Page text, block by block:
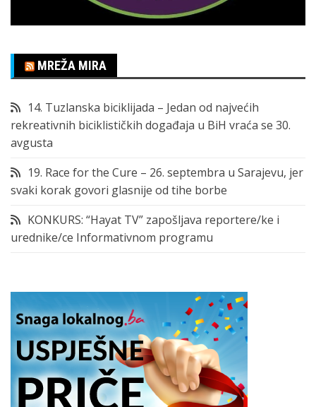
MREŽA MIRA
14. Tuzlanska biciklijada – Jedan od najvećih
rekreativnih biciklističkih događaja u BiH vraća se 30.
avgusta
19. Race for the Cure – 26. septembra u Sarajevu, jer
svaki korak govori glasnije od tihe borbe
KONKURS: “Hayat TV” zapošljava reportere/ke i
urednike/ce Informativnom programu